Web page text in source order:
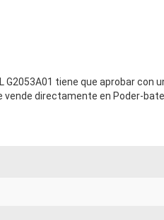
tiene que aprobar con
vende directamente en Poder-